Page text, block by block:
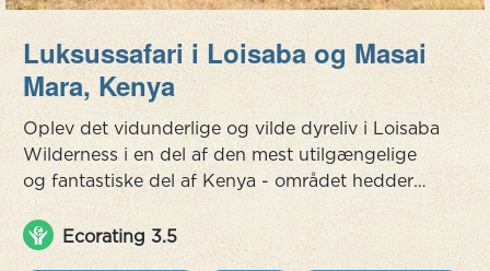
Luksussafari i Loisaba og Masai
Mara, Kenya
Oplev det vidunderlige og vilde dyreliv i Loisaba
Wilderness i en del af den mest utilgængelige
og fantastiske del af Kenya - området hedder
Laikipia. Efter det går rejsen videre til Masai
Mara, et sted som er kendt blandt andet for den
årlige vandring, som en million gnuer og zebraer
Ecorating 3.5